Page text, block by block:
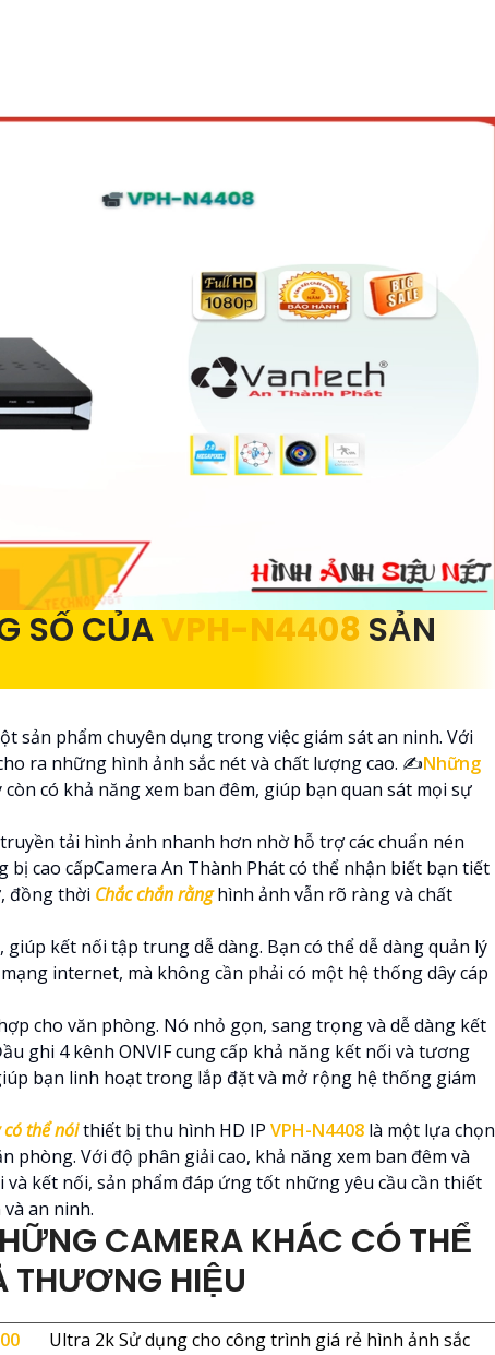
SỐ CỦAVPH-N4408 SẢN
sản phẩm chuyên dụng trong việc giám sát an ninh. Với
ra những hình ảnh sắc nét và chất lượng cao. ✍️Những
có khả năng xem ban đêm, giúp bạn quan sát mọi sự
tải hình ảnh nhanh hơn nhờ hỗ trợ các chuẩn nén
bị cao cấpCamera An Thành Phát có thể nhận biết bạn tiết
đồng thời Chắc chắn rằnghình ảnh vẫn rõ ràng và chất
kết nối tập trung dễ dàng. Bạn có thể dễ dàng quản lý
internet, mà không cần phải có một hệ thống dây cáp
cho văn phòng. Nó nhỏ gọn, sang trọng và dễ dàng kết
ghi 4 kênh ONVIF cung cấp khả năng kết nối và tương
bạn linh hoạt trong lắp đặt và mở rộng hệ thống giám
thể nóithiết bị thu hình HD IP VPH-N4408 là một lựa chọn
phòng. Với độ phân giải cao, khả năng xem ban đêm và
kết nối, sản phẩm đáp ứng tốt những yêu cầu cần thiết
an ninh.
CAMERA KHÁC CÓ THỂ
THƯƠNG HIỆU
Ultra 2k Sử dụng cho công trình giá rẻ hình ảnh sắc